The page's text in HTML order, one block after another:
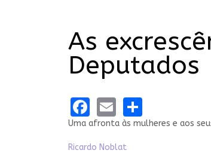
As
Deputados
Facebook
Email
Uma afronta às mulheres e aos
Ricardo Noblat